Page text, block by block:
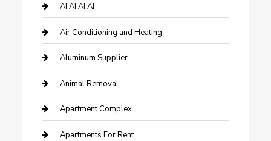
AI AI AI AI
Air Conditioning and Heating
Aluminum Supplier
Animal Removal
Apartment Complex
Apartments For Rent